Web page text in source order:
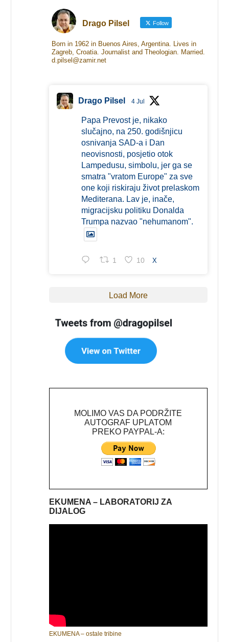
Drago Pilsel Follow
Born in 1962 in Buenos Aires, Argentina. Lives in
Zagreb, Croatia. Journalist and Theologian. Married.
d.pilsel@zamir.net
Drago Pilsel 4 Jul
Papa Prevost je, nikako
slučajno, na 250. godišnjicu
osnivanja SAD-a i Dan
neovisnosti, posjetio otok
Lampedusu, simbolu, jer ga se
smatra "vratom Europe" za sve
one koji riskiraju život prelaskom
Mediterana. Lav je, inače,
migracijsku politiku Donalda
Trumpa nazvao "nehumanom".
1 10 X
Load More
MOLIMO VAS DA PODRŽITE
AUTOGRAF UPLATOM
PREKO PAYPAL-A:
EKUMENA – LABORATORIJ ZA
DIJALOG
EKUMENA – ostale tribine